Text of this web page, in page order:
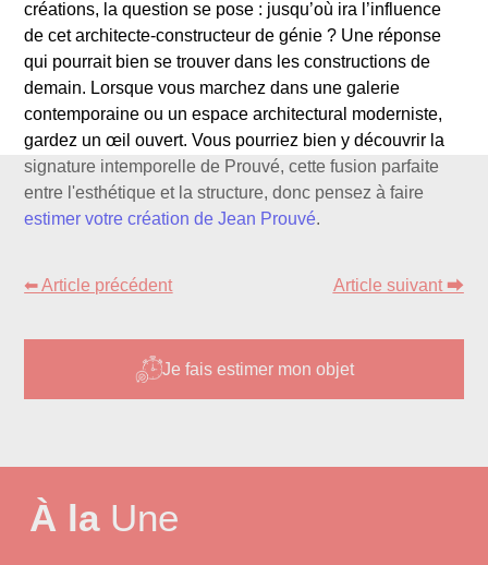
créations, la question se pose : jusqu’où ira l’influence
de cet architecte-constructeur de génie ? Une réponse
qui pourrait bien se trouver dans les constructions de
demain. Lorsque vous marchez dans une galerie
contemporaine ou un espace architectural moderniste,
gardez un œil ouvert. Vous pourriez bien y découvrir la
signature intemporelle de Prouvé, cette fusion parfaite
entre l'esthétique et la structure, donc pensez à faire
estimer votre création de Jean Prouvé.
⬅ Article précédent Article suivant ⮕
Je fais estimer mon objet
À laUne